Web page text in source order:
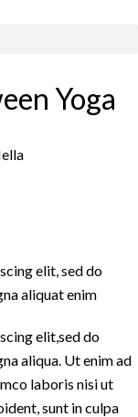
Yoga
elit, sed do
aliquat enim
elit,sed do
aliqua. Ut enim ad
laboris nisi ut
sunt in culpa